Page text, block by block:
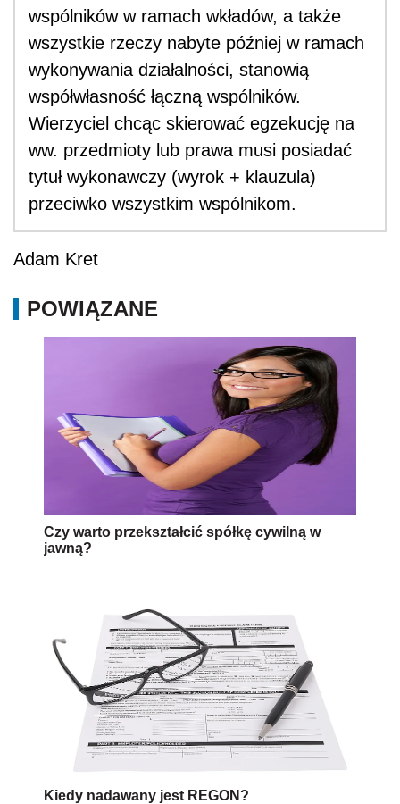
wspólników w ramach wkładów, a także
wszystkie rzeczy nabyte później w ramach
wykonywania działalności, stanowią
współwłasność łączną wspólników.
Wierzyciel chcąc skierować egzekucję na
ww. przedmioty lub prawa musi posiadać
tytuł wykonawczy (wyrok + klauzula)
przeciwko wszystkim wspólnikom.
Adam Kret
POWIĄZANE
Czy warto przekształcić spółkę cywilną w
jawną?
Kiedy nadawany jest REGON?